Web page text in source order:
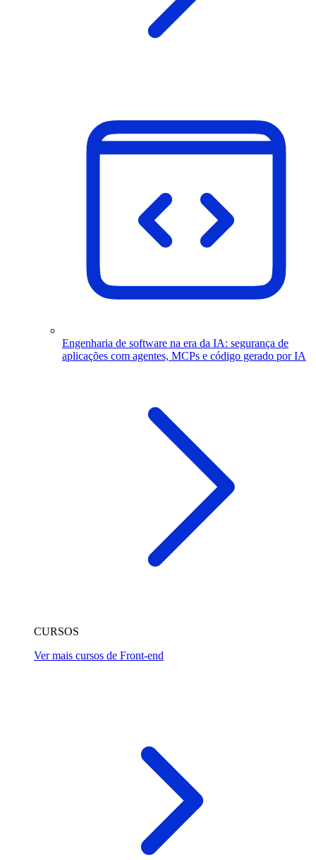
Engenharia de software na era da IA: segurança de
aplicações com agentes, MCPs e código gerado por IA
CURSOS
Ver mais cursos de Front-end